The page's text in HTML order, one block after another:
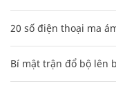
20 số điện thoại ma
Bí mật trận đổ bộ lên